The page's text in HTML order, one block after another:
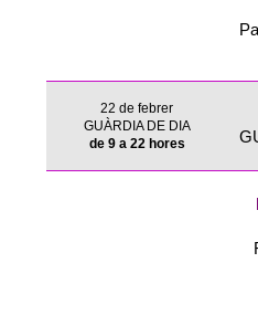
22 de febrer
GUÀRDIA DE DIA
de 9 a 22 hores